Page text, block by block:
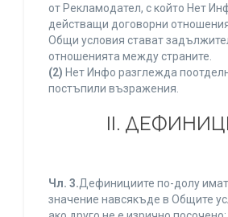
от Рекламодател, с който Нет
действащи договорни
Общи условия стават
отношенията между страните.
(2) Нет Инфо разглежда
постъпили възражения.
ІІ.
Чл. 3.Дефинициите по-долу
значение навсякъде в Общите